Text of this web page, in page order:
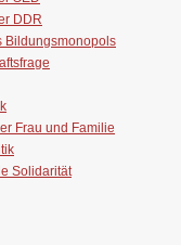
DDR
Bildungsmonopols
Frau und Familie
Solidarität